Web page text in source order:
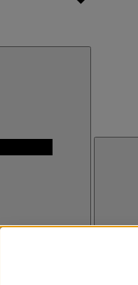
section précédente